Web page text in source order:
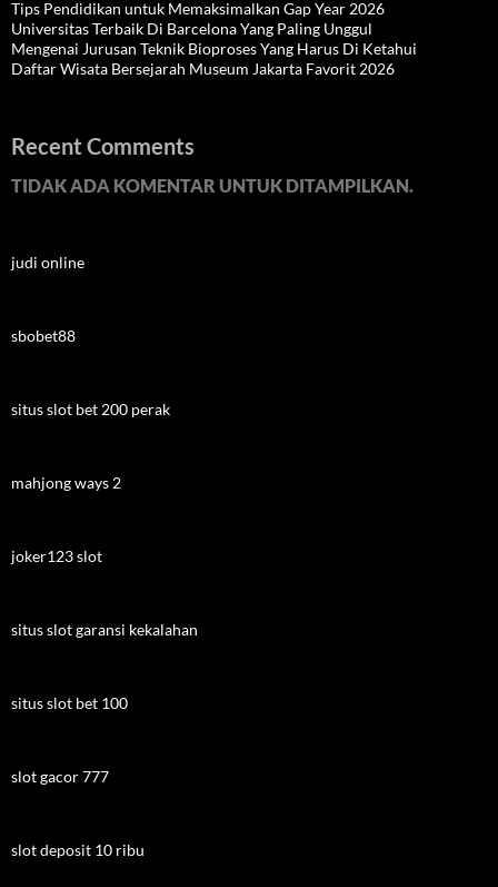
Tips Pendidikan untuk Memaksimalkan Gap Year 2026
Universitas Terbaik Di Barcelona Yang Paling Unggul
Mengenai Jurusan Teknik Bioproses Yang Harus Di Ketahui
Daftar Wisata Bersejarah Museum Jakarta Favorit 2026
Recent Comments
TIDAK ADA KOMENTAR UNTUK DITAMPILKAN.
judi online
sbobet88
situs slot bet 200 perak
mahjong ways 2
joker123 slot
situs slot garansi kekalahan
situs slot bet 100
slot gacor 777
slot deposit 10 ribu